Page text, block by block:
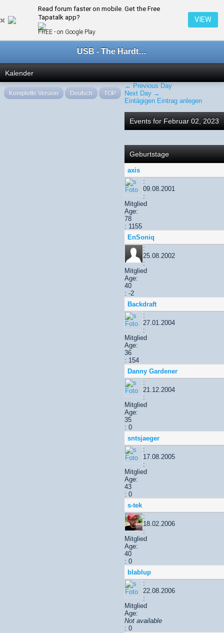
Read forum faster on mobile. Get the Free
Tapatalk app?
FREE - on Google Play
VIEW
← Februar 2023
USB - The Hardtechno Family
Kalender
← Previous Day
Next Day →
Eintägigen Eintrag anlegen
Events for Februar 02, 2023
Geburtstage
axis
:
09.08.2001
:
Mitglied
Age:
78
: 1155
EnSoniq
:
25.08.2002
:
Mitglied
Age:
40
: -2
Backdraft
:
27.01.2004
:
Mitglied
Age:
36
: 154
Danny Gardener
:
21.12.2004
:
Mitglied
Age:
35
: 0
sntsjaeger
:
17.08.2005
:
Mitglied
Age:
43
: 0
s-tek
:
18.02.2006
:
Mitglied
Age:
40
: 0
blablup
:
22.08.2006
:
Mitglied
Age:
Not available
: 0
Komplette Version Deutsch TOP